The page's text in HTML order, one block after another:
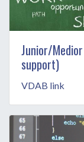
Junior/
support)
VDAB link